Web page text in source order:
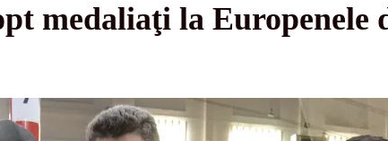
medaliaţi la Europenele